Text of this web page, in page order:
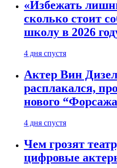
«Избежать
сколько стоит
школу в 2026
4 дня спустя
Актер Вин
расплакался,
нового
4 дня спустя
Чем грозят
цифровые